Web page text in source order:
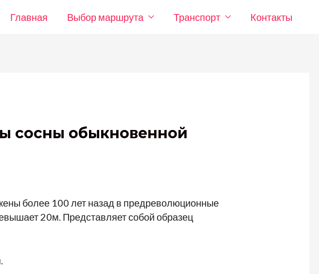
Главная Выбор маршрута Транспорт Контакты
сосны обыкновенной
более 100 лет назад в предреволюционные
20м. Представляет собой образец